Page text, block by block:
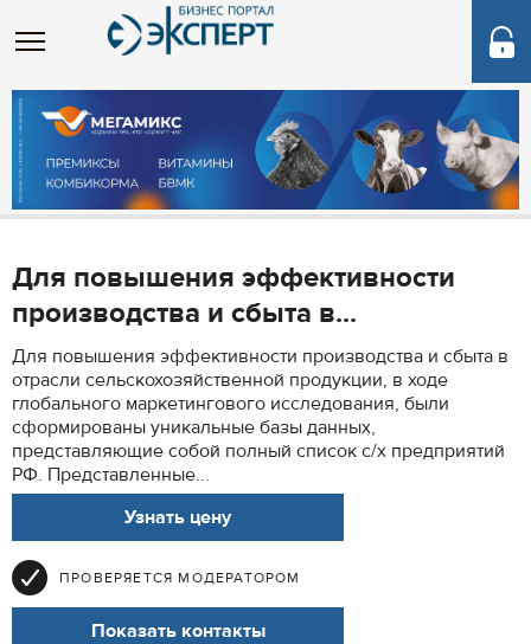
Для повышения эффективности
производства и сбыта в...
Для повышения эффективности производства и сбыта в
отрасли сельскохозяйственной продукции, в ходе
глобального маркетингового исследования, были
сформированы уникальные базы данных,
представляющие собой полный список с/х предприятий
РФ. Представленные...
Узнать цену
ПРОВЕРЯЕТСЯ МОДЕРАТОРОМ
Показать контакты